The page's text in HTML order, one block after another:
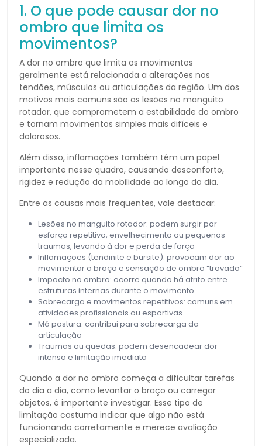
1. O que pode causar dor no
ombro que limita os
movimentos?
A dor no ombro que limita os movimentos
geralmente está relacionada a alterações nos
tendões, músculos ou articulações da região. Um dos
motivos mais comuns são as lesões no manguito
rotador, que comprometem a estabilidade do ombro
e tornam movimentos simples mais difíceis e
dolorosos.
Além disso, inflamações também têm um papel
importante nesse quadro, causando desconforto,
rigidez e redução da mobilidade ao longo do dia.
Entre as causas mais frequentes, vale destacar:
Lesões no manguito rotador: podem surgir por
esforço repetitivo, envelhecimento ou pequenos
traumas, levando à dor e perda de força
Inflamações (tendinite e bursite): provocam dor ao
movimentar o braço e sensação de ombro “travado”
Impacto no ombro: ocorre quando há atrito entre
estruturas internas durante o movimento
Sobrecarga e movimentos repetitivos: comuns em
atividades profissionais ou esportivas
Má postura: contribui para sobrecarga da
articulação
Traumas ou quedas: podem desencadear dor
intensa e limitação imediata
Quando a dor no ombro começa a dificultar tarefas
do dia a dia, como levantar o braço ou carregar
objetos, é importante investigar. Esse tipo de
limitação costuma indicar que algo não está
funcionando corretamente e merece avaliação
especializada.